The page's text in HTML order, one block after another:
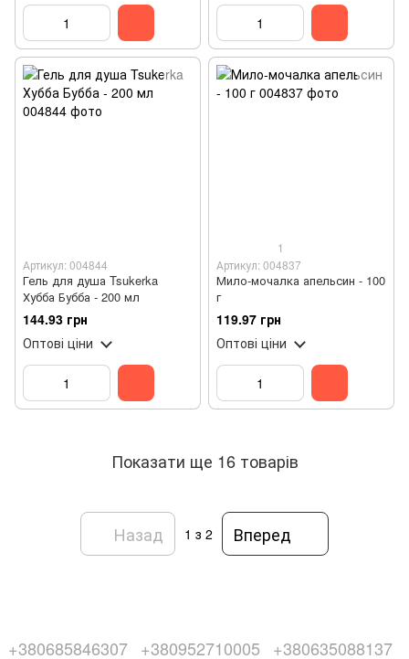
Артикул: 004844
Гель для душа Tsukerka
Хубба Бубба - 200 мл
144.93 грн
Оптові ціни
1
Артикул: 004837
Мило-мочалка апельсин - 100
г
119.97 грн
Оптові ціни
Показати ще 16 товарів
Назад 1 з 2 Вперед
+380685846307 +380952710005 +380635088137